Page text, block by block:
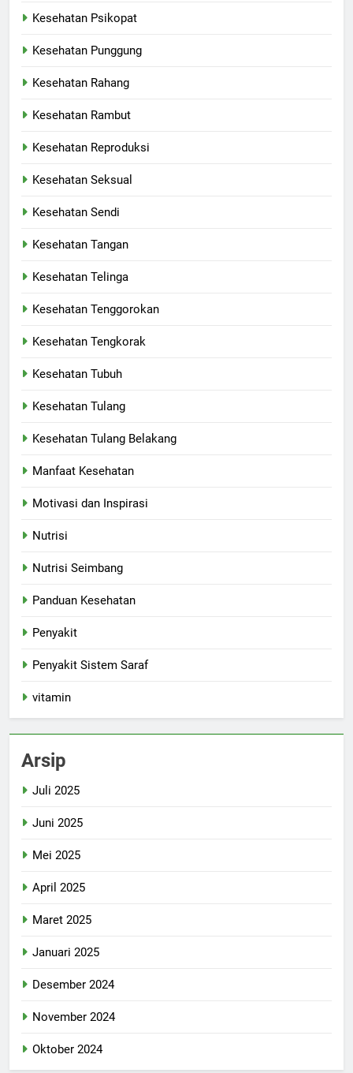
Kesehatan Psikopat
Kesehatan Punggung
Kesehatan Rahang
Kesehatan Rambut
Kesehatan Reproduksi
Kesehatan Seksual
Kesehatan Sendi
Kesehatan Tangan
Kesehatan Telinga
Kesehatan Tenggorokan
Kesehatan Tengkorak
Kesehatan Tubuh
Kesehatan Tulang
Kesehatan Tulang Belakang
Manfaat Kesehatan
Motivasi dan Inspirasi
Nutrisi
Nutrisi Seimbang
Panduan Kesehatan
Penyakit
Penyakit Sistem Saraf
vitamin
Arsip
Juli 2025
Juni 2025
Mei 2025
April 2025
Maret 2025
Januari 2025
Desember 2024
November 2024
Oktober 2024